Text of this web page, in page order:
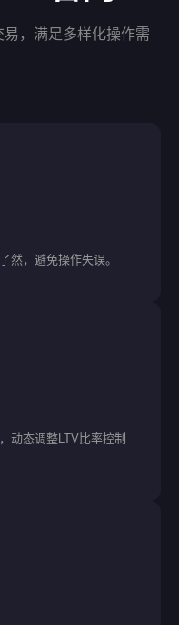
，满足多样化操作需
然，避免操作失误。
动态调整LTV比率控制